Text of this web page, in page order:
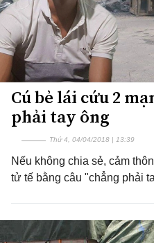
Cú bẻ lái cứu 2
phải tay ông
Thứ 4, 04/04/2018 | 13:39
Nếu không chia sẻ, cảm
tử tế bằng câu "chẳng phải